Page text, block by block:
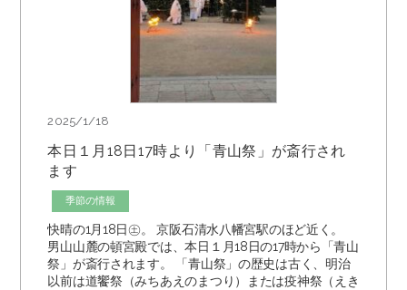
2025/1/18
本日１月18日17時より「青山祭」が斎行され
ます
季節の情報
快晴の1月18日㊏。 京阪石清水八幡宮駅のほど近く。
男山山麓の頓宮殿では、本日１月18日の17時から「青山
祭」が斎行されます。 「青山祭」の歴史は古く、明治
以前は道饗祭（みちあえのまつり）または疫神祭（えき